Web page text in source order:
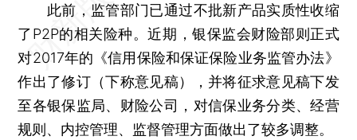
此前，监管部门已通过不批新产品实质性收缩
了P2P的相关险种。近期，银保监会财险部则正式
对2017年的《信用保险和保证保险业务监管办法》
作出了修订（下称意见稿），并将征求意见稿下发
至各银保监局、财险公司，对信保业务分类、经营
规则、内控管理、监督管理方面做出了较多调整。